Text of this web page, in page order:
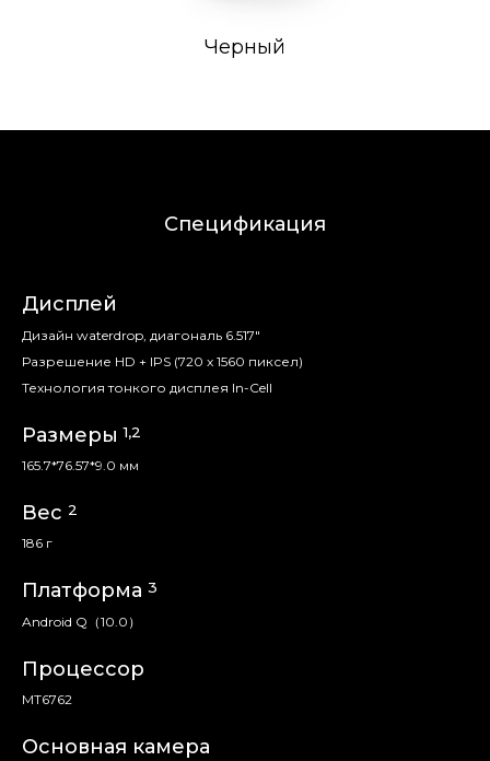
Черный
Спецификация
Дисплей
Дизайн waterdrop, диагональ 6.517"
Разрешение HD + IPS (720 x 1560 пиксел)
Технология тонкого дисплея In-Cell
Размеры1,2
165.7*76.57*9.0 мм
Вес 2
186 г
Платформа 3
Android Q（10.0）
Процессор
MT6762
Основная камера